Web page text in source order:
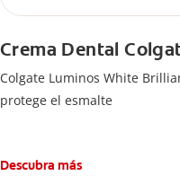
Crema Dental
Colgate Luminos White
protege el esmalte
Descubra más